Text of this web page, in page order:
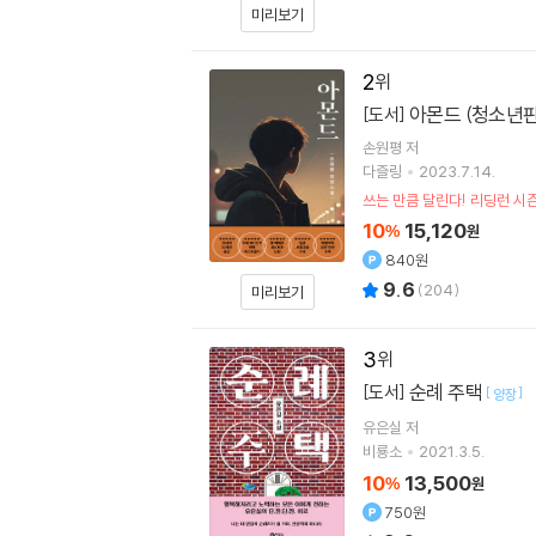
미리보기
2
미리보기
[도서] 아몬드 (청소년
손원평 저
다즐링
2023.7.14.
쓰는 만큼 달린다! 리딩런 시
10% 15,120원
840원
9.6 (204)
3
[도서] 순례 주택 [ 양장]
유은실 저
비룡소
2021.3.5.
10% 13,500원
750원